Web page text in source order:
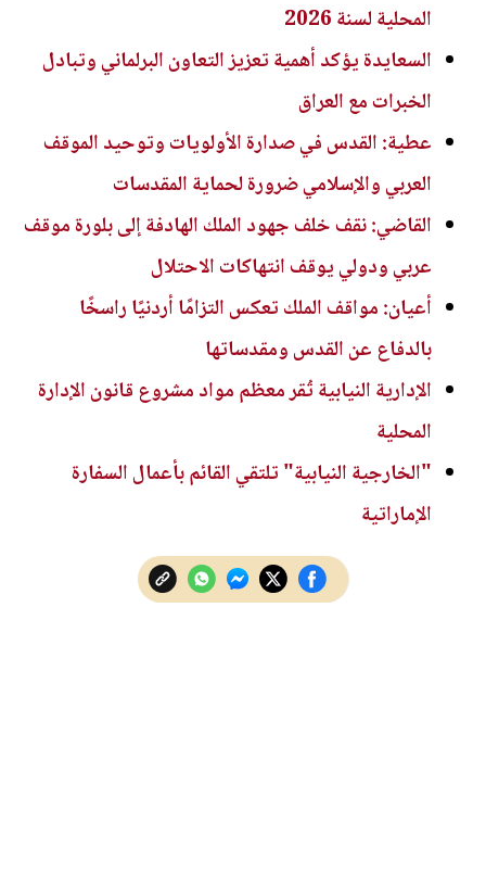
المحلية لسنة 2026
السعايدة يؤكد أهمية تعزيز التعاون البرلماني وتبادل
الخبرات مع العراق
عطية: القدس في صدارة الأولويات وتوحيد الموقف
العربي والإسلامي ضرورة لحماية المقدسات
القاضي: نقف خلف جهود الملك الهادفة إلى بلورة موقف
عربي ودولي يوقف انتهاكات الاحتلال
أعيان: مواقف الملك تعكس التزامًا أردنيًا راسخًا
بالدفاع عن القدس ومقدساتها
الإدارية النيابية تُقر معظم مواد مشروع قانون الإدارة
المحلية
"الخارجية النيابية" تلتقي القائم بأعمال السفارة
الإماراتية